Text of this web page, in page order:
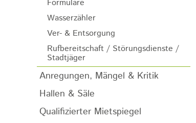
Formulare
Wasserzähler
Ver- & Entsorgung
Rufbereitschaft / Störungsdienste /
Stadtjäger
Anregungen, Mängel & Kritik
Hallen & Säle
Qualifizierter Mietspiegel